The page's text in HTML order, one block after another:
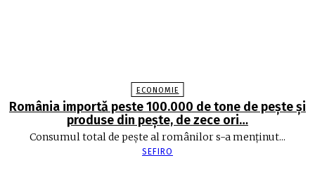
ECONOMIE
România importă peste 100.000 de tone de peşte şi
produse din peşte, de zece ori…
Consumul total de peşte al ro­mâ­nilor s-a menţinut...
SEFIRO